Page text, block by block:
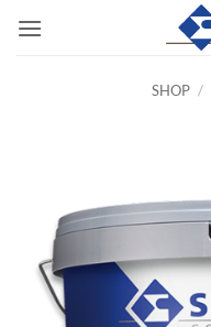
SHOP /